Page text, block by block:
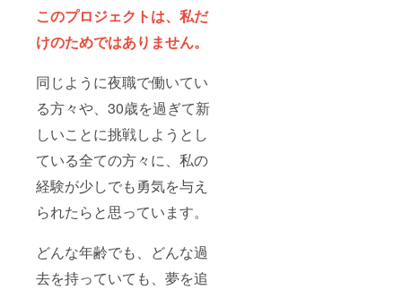
このプロジェクトは、私だ
けのためではありません。
同じように夜職で働いてい
る方々や、30歳を過ぎて新
しいことに挑戦しようとし
ている全ての方々に、私の
経験が少しでも勇気を与え
られたらと思っています。
どんな年齢でも、どんな過
去を持っていても、夢を追